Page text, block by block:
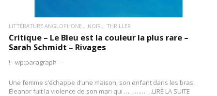
LITTÉRATURE ANGLOPHONE NOIR THRILLER
Critique – Le Bleu est la couleur la plus rare –
Sarah Schmidt – Rivages
!– wp:paragraph —
Une femme s’échappe d’une maison, son enfant dans les bras.
Eleanor fuit la violence de son mari qui …………….LIRE LA SUITE